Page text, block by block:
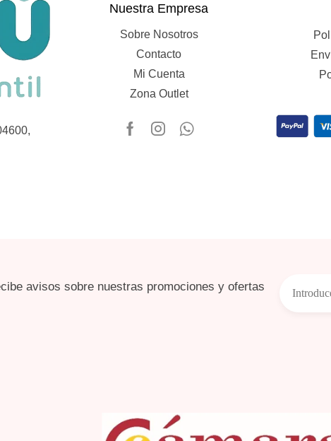
Nuestra Empresa
Sobre Nosotros
Contacto
Mi Cuenta
Zona Outlet
avisos sobre nuestras promociones y ofertas